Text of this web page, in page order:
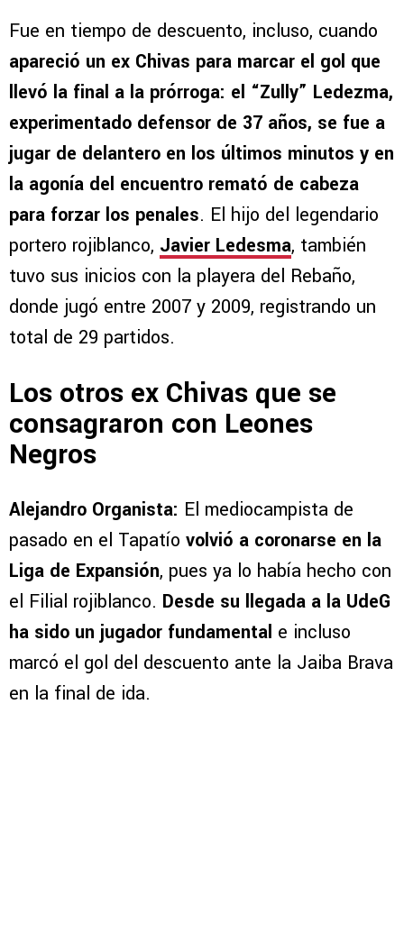
Fue en tiempo de descuento, incluso, cuando
apareció un ex Chivas para marcar el gol que
llevó la final a la prórroga: el “Zully” Ledezma,
experimentado defensor de 37 años, se fue a
jugar de delantero en los últimos minutos y en
la agonía del encuentro remató de cabeza
para forzar los penales. El hijo del legendario
portero rojiblanco, Javier Ledesma, también
tuvo sus inicios con la playera del Rebaño,
donde jugó entre 2007 y 2009, registrando un
total de 29 partidos.
Los otros ex Chivas que se
consagraron con Leones
Negros
Alejandro Organista: El mediocampista de
pasado en el Tapatío volvió a coronarse en la
Liga de Expansión, pues ya lo había hecho con
el Filial rojiblanco. Desde su llegada a la UdeG
ha sido un jugador fundamental e incluso
marcó el gol del descuento ante la Jaiba Brava
en la final de ida.